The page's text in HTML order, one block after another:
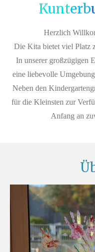
Kunterb
Herzlich
Die Kita bietet viel Platz
In unserer großzügigen
eine liebevolle
Neben den
für die Kleinsten zur
Anfang an